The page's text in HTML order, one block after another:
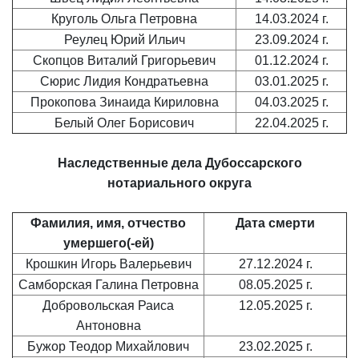
Круголь Ольга Петровна
14.03.2024 г.
Реулец Юрий Ильич
23.09.2024 г.
Скопцов Виталий Григорьевич
01.12.2024 г.
Сюрис Лидия Кондратьевна
03.01.2025 г.
Прокопова Зинаида Кириловна
04.03.2025 г.
Белый Олег Борисович
22.04.2025 г.
Наследственные дела Дубоссарского
нотариального округа
Фамилия, имя, отчество
умершего(-ей)
Дата смерти
Крошкин Игорь Валерьевич
27.12.2024 г.
Самборская Галина Петровна
08.05.2025 г.
Добровольская Раиса
Антоновна
12.05.2025 г.
Бужор Теодор Михайлович
23.02.2025 г.